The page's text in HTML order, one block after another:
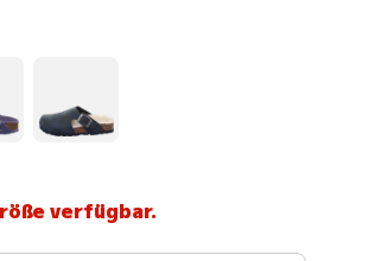
verfügbar.